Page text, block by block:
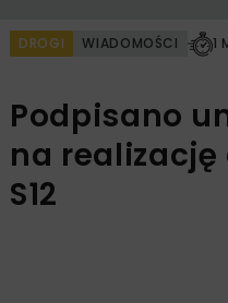
DROGI WIADOMOŚCI 1
Podpisano
na
S12